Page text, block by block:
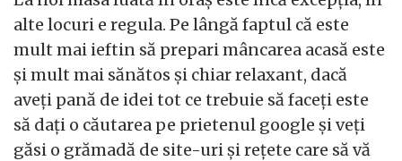
alte locuri e regula. Pe lângă faptul că este
mult mai ieftin să prepari mâncarea acasă este
și mult mai sănătos și chiar relaxant, dacă
aveți pană de idei tot ce trebuie să faceți este
să dați o căutarea pe prietenul google și veți
găsi o grămadă de site-uri și rețete care să vă